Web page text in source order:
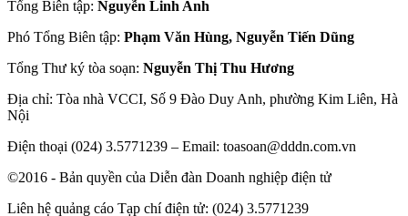
Tổng Thư ký tòa soạn:
Địa chỉ: Tòa nhà VCCI, Số 9 Đào Duy Anh, phường Kim Liên, Hà
Nội
Điện thoại (024) 3.5771239 – Email: toasoan@dddn.com.vn
©2016 - Bản quyền của Diễn đàn Doanh nghiệp điện tử
Liên hệ quảng cáo Tạp chí điện tử: (024) 3.5771239
Các trang ngoài sẽ được mở ra ở cửa sổ mới. Tạp chí Diễn đàn
Doanh nghiệp không chịu trách nhiệm nội dung các trang ngoài